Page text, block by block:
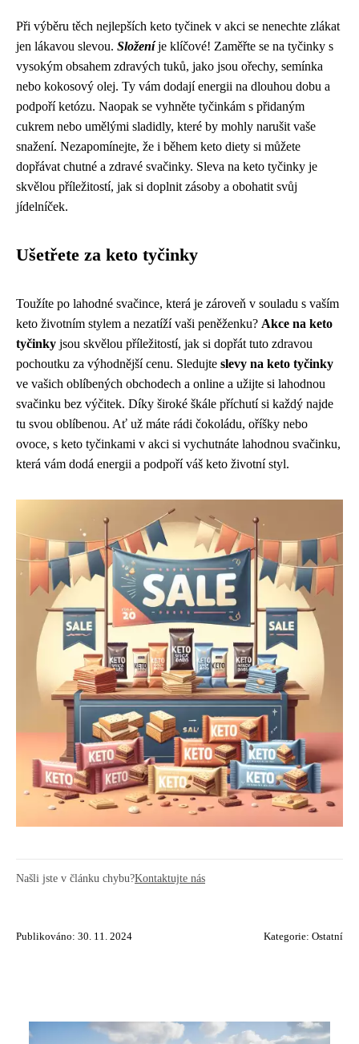
Při výběru těch nejlepších keto tyčinek v akci se nenechte zlákat
jen lákavou slevou. Složeníje klíčové! Zaměřte se na tyčinky s
vysokým obsahem zdravých tuků, jako jsou ořechy, semínka
nebo kokosový olej. Ty vám dodají energii na dlouhou dobu a
podpoří ketózu. Naopak se vyhněte tyčinkám s přidaným
cukrem nebo umělými sladidly, které by mohly narušit vaše
snažení. Nezapomínejte, že i během keto diety si můžete
dopřávat chutné a zdravé svačinky. Sleva na keto tyčinky je
skvělou příležitostí, jak si doplnit zásoby a obohatit svůj
jídelníček.
Ušetřete za keto tyčinky
Toužíte po lahodné svačince, která je zároveň v souladu s vaším
keto životním stylem a nezatíží vaši peněženku? Akce na keto
tyčinky jsou skvělou příležitostí, jak si dopřát tuto zdravou
pochoutku za výhodnější cenu. Sledujte slevy na keto tyčinky
ve vašich oblíbených obchodech a online a užijte si lahodnou
svačinku bez výčitek. Díky široké škále příchutí si každý najde
tu svou oblíbenou. Ať už máte rádi čokoládu, oříšky nebo
ovoce, s keto tyčinkami v akci si vychutnáte lahodnou svačinku,
která vám dodá energii a podpoří váš keto životní styl.
Našli jste v článku chybu?Kontaktujte nás
Publikováno: 30. 11. 2024 Kategorie: Ostatní